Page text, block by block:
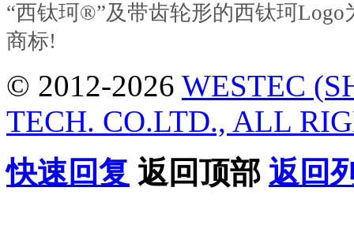
“西钛珂®”及带齿轮形的西钛珂
商标!
© 2012-2026 WESTEC
TECH. CO.LTD., ALL
快速回复 返回顶部 返回